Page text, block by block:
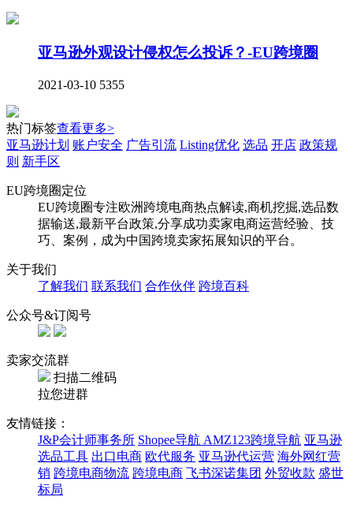
亚马逊外观设计侵权怎么投诉？-EU跨境圈
2021-03-10 5355
热门标签查看更多>
亚马逊计划 账户安全 广告引流 Listing优化 选品 开店 政策规
则 新手区
EU跨境圈定位
EU跨境圈专注欧洲跨境电商热点解读,商机挖掘,选品数
据输送,最新平台政策,分享成功卖家电商运营经验、技
巧、案例，成为中国跨境卖家拓展知识的平台。
关于我们
了解我们 联系我们 合作伙伴 跨境百科
公众号&订阅号
卖家交流群
扫描二维码
拉您进群
友情链接：
J&P会计师事务所 Shopee导航 AMZ123跨境导航 亚马逊
选品工具 出口电商 欧代服务 亚马逊代运营 海外网红营
销 跨境电商物流 跨境电商 飞书深诺集团 外贸收款 盛世
标局